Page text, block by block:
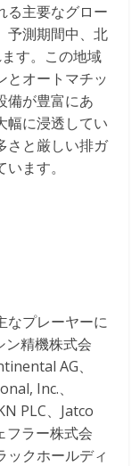
る主要なグロー
予測期間中、北
す。この地域
とオートマチッ
備が豊富にあ
幅に浸透してい
さと厳しい排ガ
ます。
なプレーヤーに
精機株式会
AG、
Inc.、
PLC、Jatco
フラー株式会
ックホールディ